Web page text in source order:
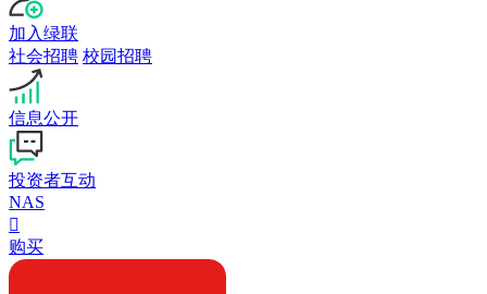
加入绿联
社会招聘 校园招聘
信息公开
投资者互动
NAS

购买